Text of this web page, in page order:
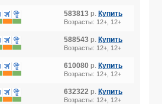
583813 р. Купить
Возрасты: 12+, 12+
588543 р. Купить
Возрасты: 12+, 12+
610080 р. Купить
Возрасты: 12+, 12+
632322 р. Купить
Возрасты: 12+, 12+